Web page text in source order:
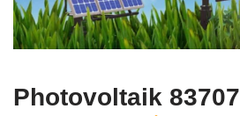
Photovoltaik